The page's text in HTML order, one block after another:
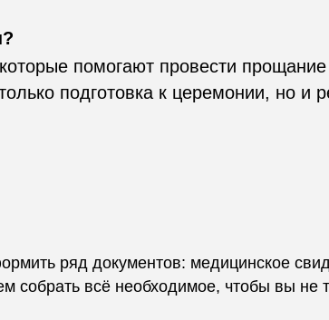
помогают провести
подготовка к церемонии, но и
ряд документов: медицинское
собрать всё необходимое, чтобы вы не